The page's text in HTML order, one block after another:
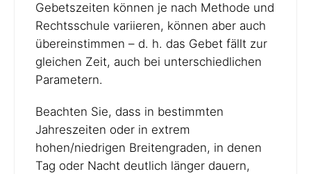
Gebetszeiten können je nach Methode und
Rechtsschule variieren, können aber auch
übereinstimmen – d. h. das Gebet fällt zur
gleichen Zeit, auch bei unterschiedlichen
Parametern.
Beachten Sie, dass in bestimmten
Jahreszeiten oder in extrem
hohen/niedrigen Breitengraden, in denen
Tag oder Nacht deutlich länger dauern,